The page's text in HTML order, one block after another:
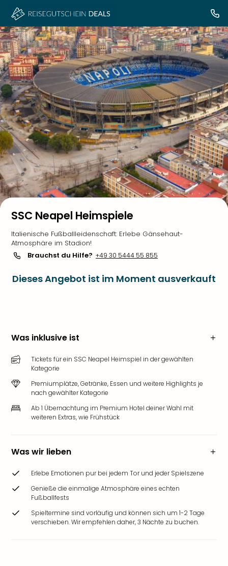
SSC Neapel Heimspiele
Italienische Fußballleidenschaft: Erlebe Gänsehaut-
Atmosphäre im Stadion!
Brauchst du Hilfe? +49 30 5444 55 855
Dieses Angebot ist im Moment ausverkauft
Was inklusive ist
Tickets für ein SSC Neapel Heimspiel in der gewählten
Kategorie
Premiumplätze, Getränke, Essen und weitere Highlights je
nach gewählter Kategorie
Ab 1 Übernachtung im Premium Hotel deiner Wahl mit
weiteren Extras, wie Frühstück
Was wir lieben
Erlebe Emotionen pur bei jedem Tor und jeder Spielszene
Genieße die einmalige Atmosphäre eines echten
Fußballfests
Spieltermine sind vorläufig und können sich um 1-2 Tage
verschieben. Wir empfehlen daher, 3 Nächte zu buchen.